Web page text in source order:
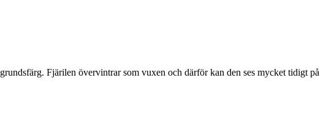
Fjärilen övervintrar som vuxen och därför kan den ses mycket tidigt på